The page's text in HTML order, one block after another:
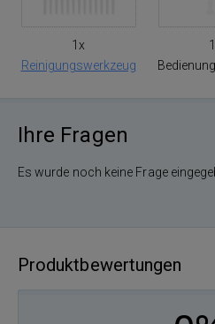
1x
Reinigungswerkzeug
Ihre Fragen
Es wurde noch keine Frage
Produktbewertungen